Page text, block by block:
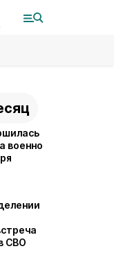
военно
СВО